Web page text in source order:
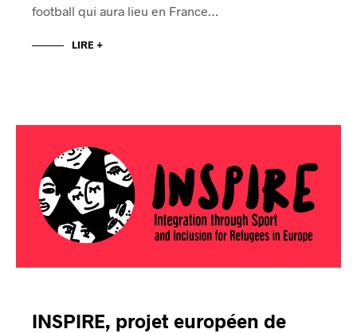
football qui aura lieu en France…
LIRE +
INSPIRE, projet européen de